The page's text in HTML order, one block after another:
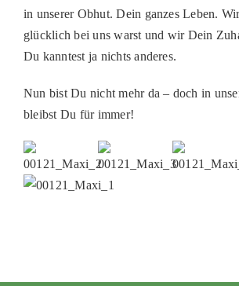
in unserer Obhut. Dein ganzes Leben.
glücklich bei uns warst und wir Dein
Du kanntest ja nichts anderes.
Nun bist Du nicht mehr da – doch in
bleibst Du für immer!